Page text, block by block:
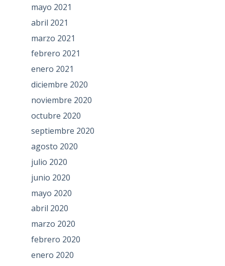
mayo 2021
abril 2021
marzo 2021
febrero 2021
enero 2021
diciembre 2020
noviembre 2020
octubre 2020
septiembre 2020
agosto 2020
julio 2020
junio 2020
mayo 2020
abril 2020
marzo 2020
febrero 2020
enero 2020